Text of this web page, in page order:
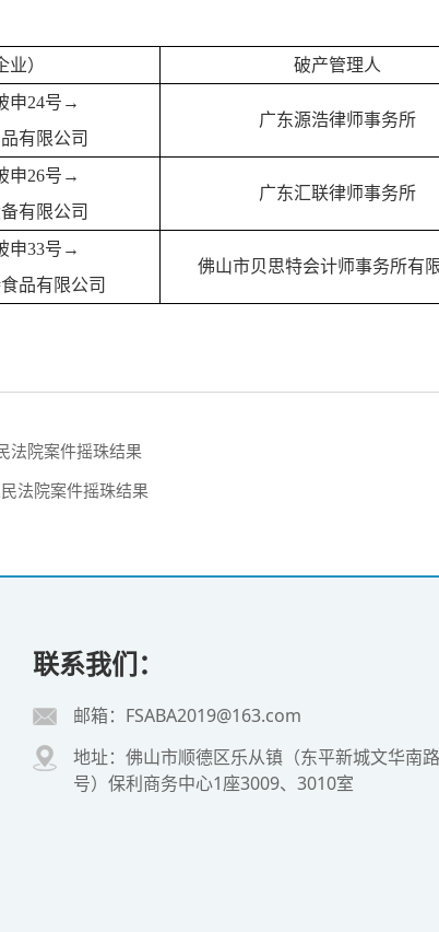
） 破产管理人
申24号→
有限公司
广东源浩律师事务所
申26号→
有限公司
广东汇联律师事务所
申33号→
品有限公司
佛山市贝思特会计师事务所有
法院案件摇珠结果
法院案件摇珠结果
联系我们：
邮箱：FSABA2019@163.com
地址：佛山市顺德区乐从镇（东平新城文华南
号）保利商务中心1座3009、3010室